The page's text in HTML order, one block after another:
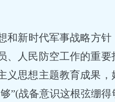
和新时代军事战略方针
人民防空工作的重要
义思想主题教育成果，
”(战备意识这根弦绷